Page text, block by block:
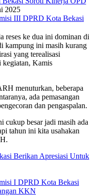
2025
reses ke dua ini dominan di
kampung ini masih kurang
yang terealisasi
kegiatan, Kamis
menuturkan, beberapa
ada pemasangan
dan pengaspalan.
cukup besar jadi masih ada
tahun ini kita usahakan
Berikan Apresiasi Untuk
KKN